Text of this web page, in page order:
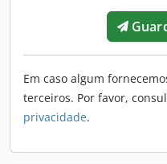
Em caso algum
terceiros. Por favor,
privacidade.